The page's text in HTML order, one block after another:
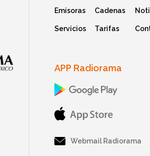
Emisoras Cadenas
Servicios Tarifas
APP Radiorama
Webmail Radiorama